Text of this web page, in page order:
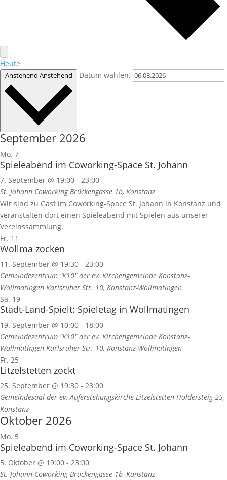
Heute
Anstehend Anstehend Datum wählen.
September 2026
Mo. 7
Spieleabend im Coworking-Space St. Johann
7. September @ 19:00 - 23:00
St. Johann Coworking Brückengasse 1b, Konstanz
Wir sind zu Gast im Coworking-Space St. Johann in Konstanz und
veranstalten dort einen Spieleabend mit Spielen aus unserer
Vereinssammlung.
Fr. 11
Wollma zocken
11. September @ 19:30 - 23:00
Gemeindezentrum "K10" der ev. Kirchengemeinde Konstanz-
Wollmatingen Karlsruher Str. 10, Konstanz-Wollmatingen
Sa. 19
Stadt-Land-Spielt: Spieletag in Wollmatingen
19. September @ 10:00 - 18:00
Gemeindezentrum "K10" der ev. Kirchengemeinde Konstanz-
Wollmatingen Karlsruher Str. 10, Konstanz-Wollmatingen
Fr. 25
Litzelstetten zockt
25. September @ 19:30 - 23:00
Gemeindesaal der ev. Auferstehungskirche Litzelstetten Holdersteig 25,
Konstanz
Oktober 2026
Mo. 5
Spieleabend im Coworking-Space St. Johann
5. Oktober @ 19:00 - 23:00
St. Johann Coworking Brückengasse 1b, Konstanz